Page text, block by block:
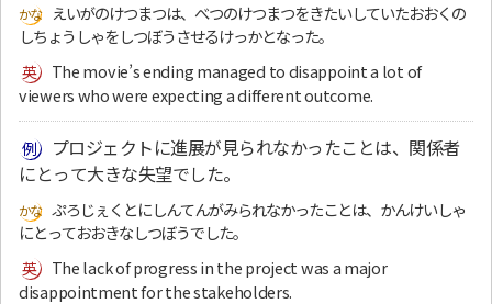
えいがのけつまつは、べつのけつまつをきたいしていたおおくの
しちょうしゃをしつぼうさせるけっかとなった。
The movie’s ending managed to disappoint a lot of
viewers who were expecting a different outcome.
プロジェクトに進展が見られなかったことは、関係者
にとって大きな失望でした。
ぷろじぇくとにしんてんがみられなかったことは、かんけいしゃ
にとっておおきなしつぼうでした。
The lack of progress in the project was a major
disappointment for the stakeholders.